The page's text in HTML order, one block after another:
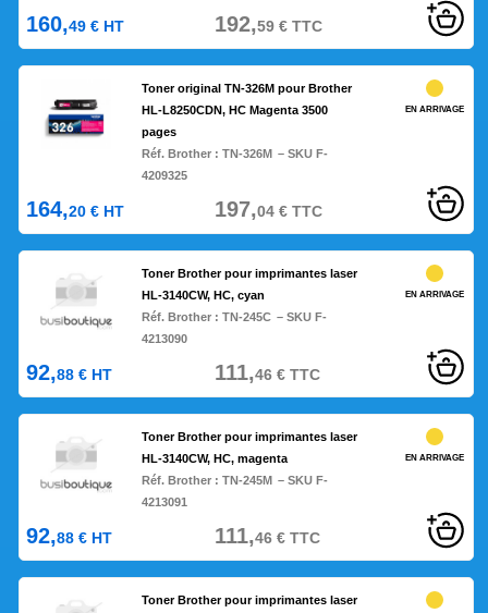
160,49 € HT 192,59€TTC
Toner original TN-326M pour Brother
HL-L8250CDN, HC Magenta 3500
pages
Réf. Brother :TN-326M – SKU F-
4209325
EN ARRIVAGE
164,20 € HT 197,04€TTC
Toner Brother pour imprimantes laser
HL-3140CW, HC, cyan
Réf. Brother :TN-245C – SKU F-
4213090
EN ARRIVAGE
92,88 € HT 111,46€TTC
Toner Brother pour imprimantes laser
HL-3140CW, HC, magenta
Réf. Brother :TN-245M – SKU F-
4213091
EN ARRIVAGE
92,88 € HT 111,46€TTC
Toner Brother pour imprimantes laser